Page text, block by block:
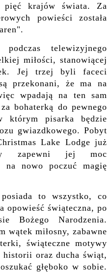
pięć krajów świata. Za
powieści została
podczas telewizyjnego
miłości, stanowiącej
Jej trzej byli faceci
przekonani, że ma na
wpadają na ten sam
bohaterką do pewnego
którym pisarka będzie
gwiazdkowego. Pobyt
Lake Lodge już
zapewni jej moc
na nowo poczuć magię
to wszystko, co
opowieść świąteczna, po
Bożego Narodzenia.
wątek miłosny, zabawne
świąteczne motywy
oraz ducha świąt,
głęboko w sobie.